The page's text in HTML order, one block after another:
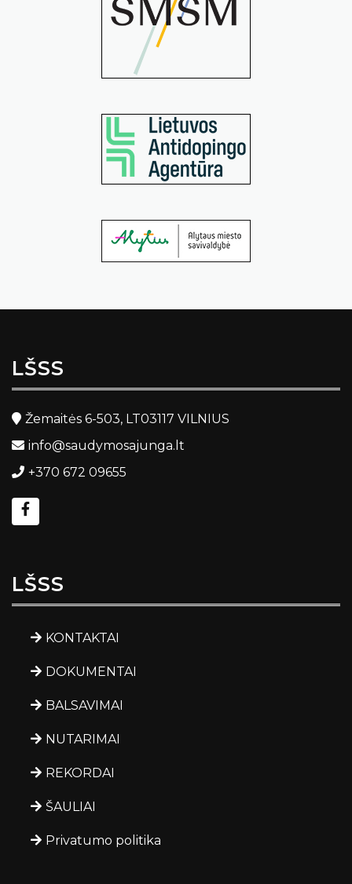
LŠSS
Žemaitės 6-503, LT03117 VILNIUS
info@saudymosajunga.lt
+370 672 09655
LŠSS
KONTAKTAI
DOKUMENTAI
BALSAVIMAI
NUTARIMAI
REKORDAI
ŠAULIAI
Privatumo politika